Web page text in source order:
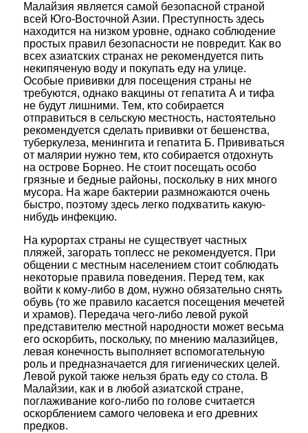
Малайзия является самой безопасной страной
всей Юго-Восточной Азии. Преступность здесь
находится на низком уровне, однако соблюдение
простых правил безопасности не повредит. Как во
всех азиатских странах не рекомендуется пить
некипяченую воду и покупать еду на улице.
Особые прививки для посещения страны не
требуются, однако вакцины от гепатита А и тифа
не будут лишними. Тем, кто собирается
отправиться в сельскую местность, настоятельно
рекомендуется сделать прививки от бешенства,
туберкулеза, менингита и гепатита Б. Прививаться
от малярии нужно тем, кто собирается отдохнуть
на острове Борнео. Не стоит посещать особо
грязные и бедные районы, поскольку в них много
мусора. На жаре бактерии размножаются очень
быстро, поэтому здесь легко подхватить какую-
нибудь инфекцию.
На курортах страны не существует частных
пляжей, загорать топлесс не рекомендуется. При
общении с местным населением стоит соблюдать
некоторые правила поведения. Перед тем, как
войти к кому-либо в дом, нужно обязательно снять
обувь (то же правило касается посещения мечетей
и храмов). Передача чего-либо левой рукой
представителю местной народности может весьма
его оскорбить, поскольку, по мнению малазийцев,
левая конечность выполняет вспомогательную
роль и предназначается для гигиенических целей.
Левой рукой также нельзя брать еду со стола. В
Малайзии, как и в любой азиатской стране,
поглаживание кого-либо по голове считается
оскорблением самого человека и его древних
предков.